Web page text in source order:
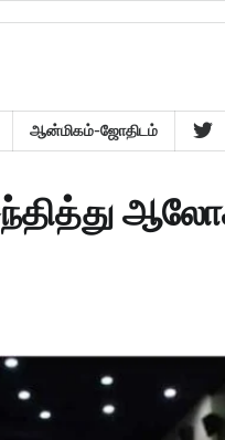
ஆன்மிகம்-ஜோதிடம்